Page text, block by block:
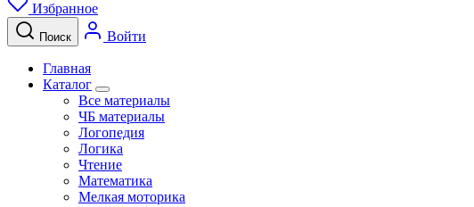
Избранное
Поиск Войти
Главная
Каталог
Все материалы
ЧБ материалы
Логопедия
Логика
Чтение
Математика
Мелкая моторика